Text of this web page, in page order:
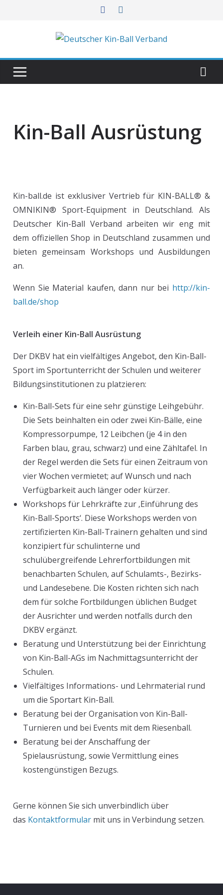
Kin-Ball Ausrüstung
Kin-ball.de ist exklusiver Vertrieb für KIN-BALL® &
OMNIKIN® Sport-Equipment in Deutschland. Als
Deutscher Kin-Ball Verband arbeiten wir eng mit
dem offiziellen Shop in Deutschland zusammen und
bieten gemeinsam Workshops und Ausbildungen
an.
Wenn Sie Material kaufen, dann nur bei http://kin-
ball.de/shop
Verleih einer Kin-Ball Ausrüstung
Der DKBV hat ein vielfältiges Angebot, den Kin-Ball-
Sport im Sportunterricht der Schulen und weiterer
Bildungsinstitutionen zu platzieren:
Kin-Ball-Sets für eine sehr günstige Leihgebühr.
Die Sets beinhalten ein oder zwei Kin-Bälle, eine
Kompressorpumpe, 12 Leibchen (je 4 in den
Farben blau, grau, schwarz) und eine Zähltafel. In
der Regel werden die Sets für einen Zeitraum von
vier Wochen vermietet; auf Wunsch und nach
Verfügbarkeit auch länger oder kürzer.
Workshops für Lehrkräfte zur ‚Einführung des
Kin-Ball-Sports‘. Diese Workshops werden von
zertifizierten Kin-Ball-Trainern gehalten und sind
konzipiert für schulinterne und
schulübergreifende Lehrerfortbildungen mit
benachbarten Schulen, auf Schulamts-, Bezirks-
und Landesebene. Die Kosten richten sich nach
dem für solche Fortbildungen üblichen Budget
der Ausrichter und werden notfalls durch den
DKBV ergänzt.
Beratung und Unterstützung bei der Einrichtung
von Kin-Ball-AGs im Nachmittagsunterricht der
Schulen.
Vielfältiges Informations- und Lehrmaterial rund
um die Sportart Kin-Ball.
Beratung bei der Organisation von Kin-Ball-
Turnieren und bei Events mit dem Riesenball.
Beratung bei der Anschaffung der
Spielausrüstung, sowie Vermittlung eines
kostengünstigen Bezugs.
Gerne können Sie sich unverbindlich über
das Kontaktformular mit uns in Verbindung setzen.